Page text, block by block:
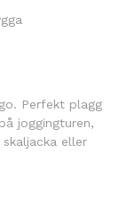
Perfekt plagg
joggingturen,
eller